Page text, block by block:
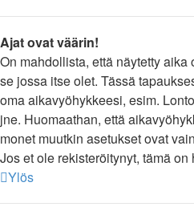
Ajat ovat väärin!
On mahdollista, että näytetty
se jossa itse olet. Tässä
oma aikavyöhykkeesi, esim.
jne. Huomaathan, että
monet muutkin asetukset ovat
Jos et ole rekisteröitynyt, tämä
Ylös